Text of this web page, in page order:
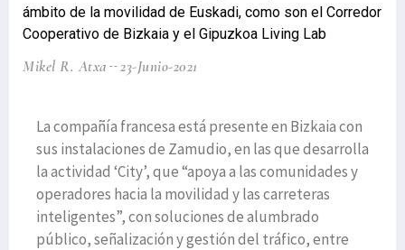
ámbito de la movilidad de Euskadi, como son el Corredor
Cooperativo de Bizkaia y el Gipuzkoa Living Lab
Mikel R. Atxa 23-Junio-2021
La compañía francesa está presente en Bizkaia con
sus instalaciones de Zamudio, en las que desarrolla
la actividad ‘City’, que “apoya a las comunidades y
operadores hacia la movilidad y las carreteras
inteligentes”, con soluciones de alumbrado
público, señalización y gestión del tráfico, entre